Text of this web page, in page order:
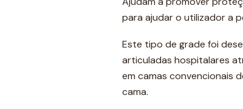
para ajudar o utilizador a
Este tipo de grade foi
articuladas hospitalares
em camas convencionais
cama.